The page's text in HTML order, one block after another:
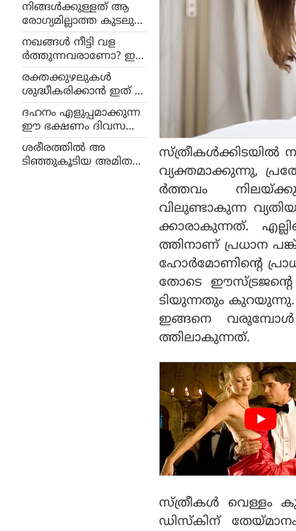
നിങ്ങള്‍ക്കുള്ളത് ആ
രോഗ്യമില്ലാത്ത കുടലുക
ളാണോ? ഇതാണ് ലക്ഷ
ണങ്ങള്‍
നഖങ്ങള്‍ നീട്ടി വള
ര്‍ത്തുന്നവരാണോ? ഇ
ക്കാര്യങ്ങള്‍ ശ്രദ്ധിക്ക
ണം
രക്തക്കുഴലുകള്‍
ശുദ്ധീകരിക്കാന്‍ ഇത് ഭ
ക്ഷണത്തില്‍ ഉ
ള്‍പ്പെടുത്താം
ദഹനം എളുപ്പമാക്കുന്ന
ഈ ഭക്ഷണം ദിവസവും
കഴിക്കണം
ശരീരത്തില്‍ അ
ടിഞ്ഞുകൂടിയ അമിത
വ്യക്തമാക്കുന്നു,
ര്‍ത്തവം
വിലുണ്ടാകുന്ന
ക്കാരാകുന്നത്.
ത്തിനാണ് പ്രധാന
ഹോര്‍മോണിന്റെ
തോടെ
ടിയുന്നതും
ഇങ്ങനെ വരുമ്പോള്‍
ത്തിലാകുന്നത്.
സ്ത്രീകള്‍ വെള്ളം
ഡിസ്‌കിന്